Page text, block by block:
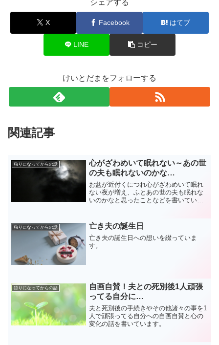
シェアする
X Facebook はてブ
LINE コピー
けいとだまをフォローする
関連記事
独りになってからの話
心がざわめいて眠れない～あの世
の夫も眠れないのかな…
お盆が近付くにつれ心がざわめいて眠れ
ない夜が増え、ふとあの世の夫も眠れな
いのかなと思ったことなどを書いていま
独りになってからの話 亡き夫の誕生日
亡き夫の誕生日への想いを綴っていま
す。
独りになってからの話
自画自賛！夫との死別後1人頑張
ってる自分に…
夫と死別後の手続きやその他諸々の事を1
人で頑張ってる自分への自画自賛と心の
変化の話を書いています。